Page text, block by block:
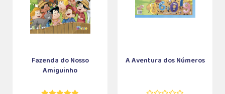
Fazenda do Nosso
Amiguinho
A Aventura dos Números